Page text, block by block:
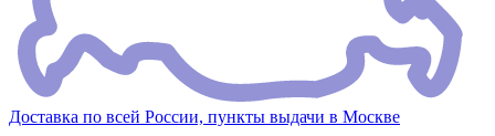
Доставка по всей России, пункты выдачи в Москве